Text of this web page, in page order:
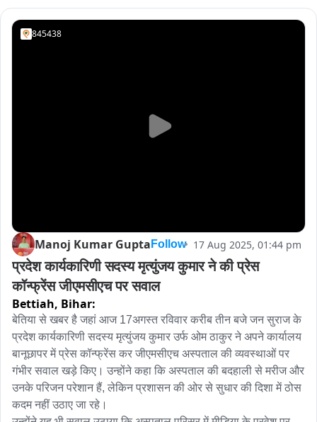
845438
Manoj Kumar Gupta Follow 17 Aug 2025, 01:44 pm
प्रदेश कार्यकारिणी सदस्य मृत्युंजय कुमार ने की प्रेस
कॉन्फ्रेंस जीएमसीएच पर सवाल
Bettiah, Bihar:
बेतिया से खबर है जहां आज 17अगस्त रविवार करीब तीन बजे जन सुराज के
प्रदेश कार्यकारिणी सदस्य मृत्युंजय कुमार उर्फ ओम ठाकुर ने अपने कार्यालय
बानूछापर में प्रेस कॉन्फ्रेंस कर जीएमसीएच अस्पताल की व्यवस्थाओं पर
गंभीर सवाल खड़े किए। उन्होंने कहा कि अस्पताल की बदहाली से मरीज और
उनके परिजन परेशान हैं, लेकिन प्रशासन की ओर से सुधार की दिशा में ठोस
कदम नहीं उठाए जा रहे।